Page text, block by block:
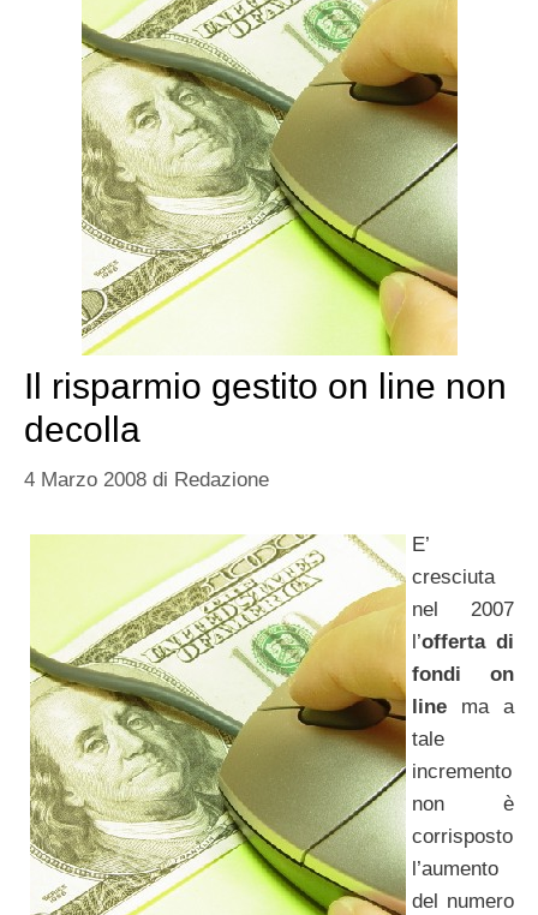
Il risparmio gestito on line non
decolla
4 Marzo 2008 di Redazione
E’
cresciuta
nel 2007
l’offerta di
fondi on
line ma a
tale
incremento
non è
corrisposto
l’aumento
del numero